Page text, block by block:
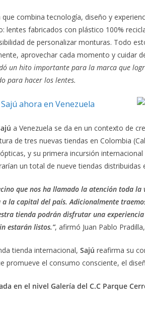
combina tecnología, diseño y
lentes fabricados con plástico 100%
de personalizar monturas. Todo
aprovechar cada momento y cuidar
un hito importante para la marca que
para hacer los lentes.
a Venezuela se da en un contexto de
de tres nuevas tiendas en Colombia
y su primera incursión
un total de nueve tiendas distribuidas
que nos ha llamado la atención toda
la capital del país. Adicionalmente
tienda podrán disfrutar una
estarán listos.”, afirmó Juan Pablo
tienda internacional, Sajú reafirma su
promueve el consumo consciente, el
en el nivel Galería del C.C Parque